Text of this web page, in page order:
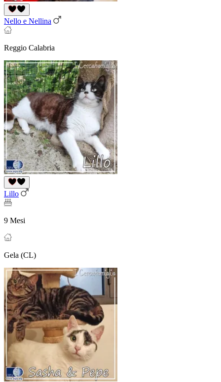
Nello e Nellina
Reggio Calabria
Lillo
9 Mesi
Gela (CL)